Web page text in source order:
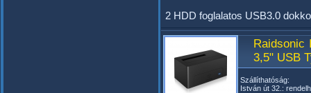
2 HDD foglalatos USB3.0
Raidsonic
3,5" USB
Szállíthatóság:
István út 32.: